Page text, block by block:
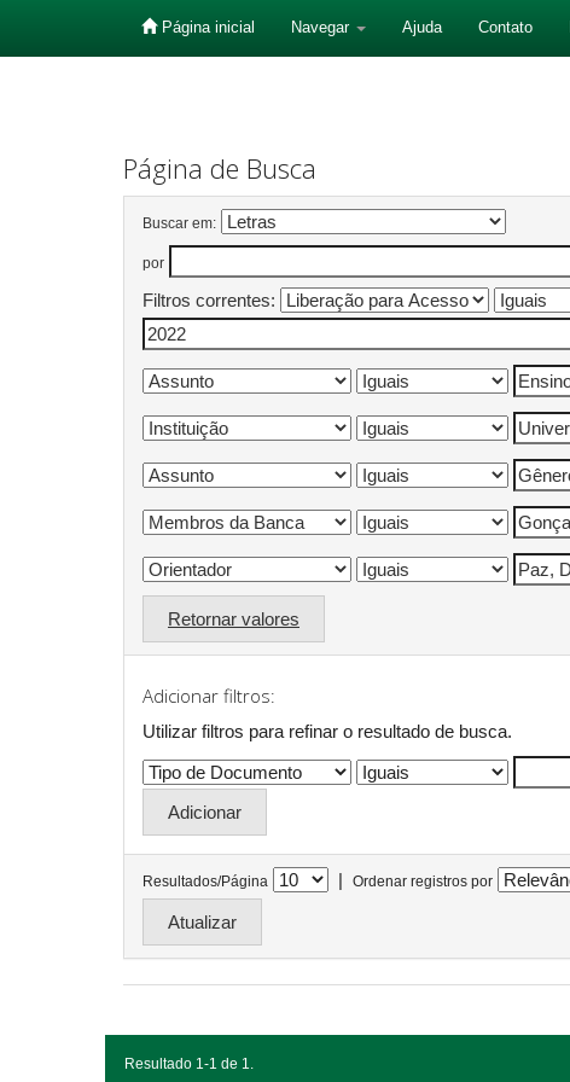
Página inicial Navegar Ajuda Contato
Página de Busca
Buscar em:
por
Filtros correntes:
Retornar valores
Adicionar filtros:
Utilizar filtros para refinar o resultado de busca.
Resultados/Página | Ordenar registros por
Resultado 1-1 de 1.